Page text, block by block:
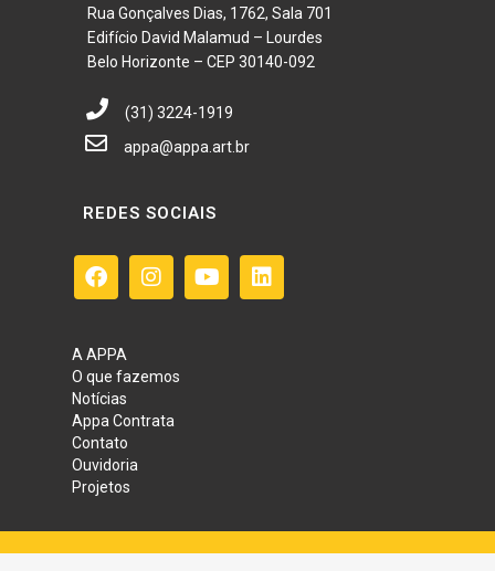
Rua Gonçalves Dias, 1762, Sala 701
Edifício David Malamud – Lourdes
Belo Horizonte – CEP 30140-092
(31) 3224-1919
appa@appa.art.br
REDES SOCIAIS
A APPA
O que fazemos
Notícias
Appa Contrata
Contato
Ouvidoria
Projetos